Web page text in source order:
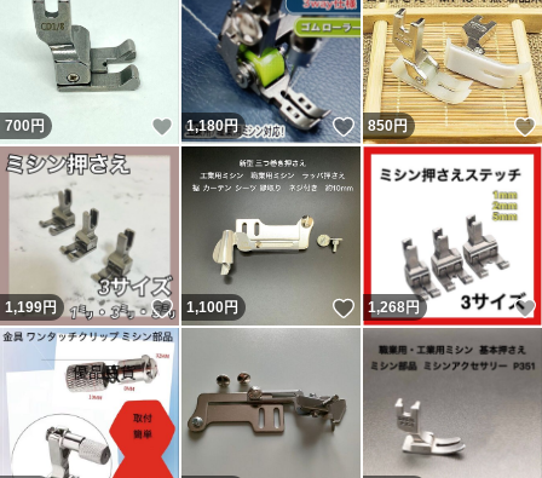
700 円 いいね！
1,180円 いいね！
850円
1,199円 いいね！
1,100円 いいね！
1,268円